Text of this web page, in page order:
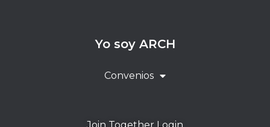
Yo soy ARCH
Convenios
Join Together Login